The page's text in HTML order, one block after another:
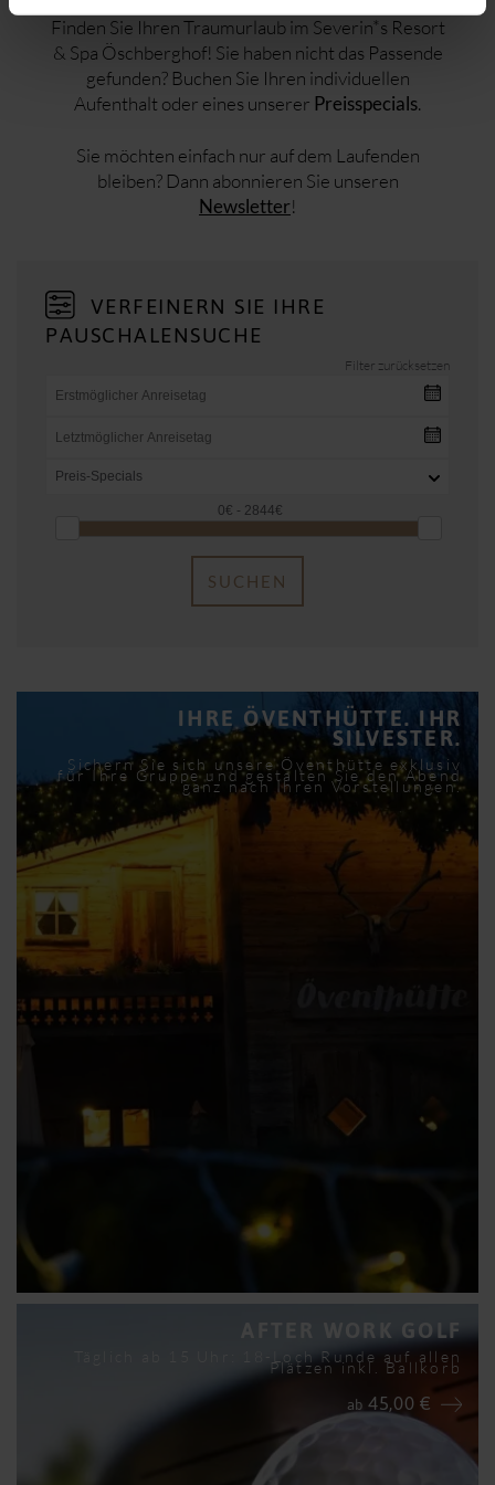
Finden Sie Ihren Traumurlaub im Severin*s Resort
& Spa Öschberghof! Sie haben nicht das Passende
gefunden? Buchen Sie Ihren individuellen
Aufenthalt oder eines unserer Preisspecials.
Sie möchten einfach nur auf dem Laufenden
bleiben? Dann abonnieren Sie unseren
Newsletter!
VERFEINERN SIE IHRE
PAUSCHALENSUCHE
Filter zurücksetzen
SUCHEN
IHRE ÖVENTHÜTTE. IHR
SILVESTER.
Sichern Sie sich unsere Öventhütte exklusiv
für Ihre Gruppe und gestalten Sie den Abend
ganz nach Ihren Vorstellungen.
AFTER WORK GOLF
Täglich ab 15 Uhr: 18-Loch Runde auf allen
Plätzen inkl. Ballkorb
ab45,00 €